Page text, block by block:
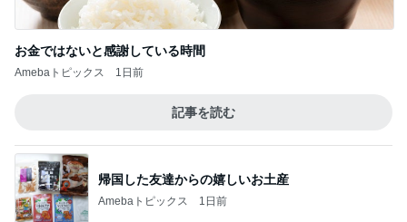
お金ではないと感謝している時間
Amebaトピックス 1日前
記事を読む
帰国した友達からの嬉しいお土産
Amebaトピックス 1日前